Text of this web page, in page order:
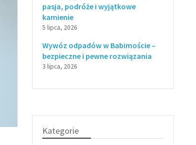
pasja, podróże i wyjątkowe
kamienie
5 lipca, 2026
Wywóz odpadów w Babimoście –
bezpieczne i pewne rozwiązania
3 lipca, 2026
Kategorie